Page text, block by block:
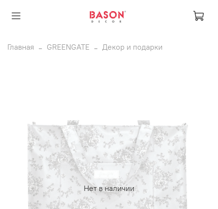
Главная GREENGATE Декор и подарки
Нет в наличии